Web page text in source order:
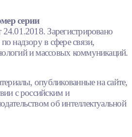
серии
Зарегистрировано
надзору в сфере связи,
и массовых коммуникаций.
опубликованные на сайте,
с российским и
об интеллектуальной